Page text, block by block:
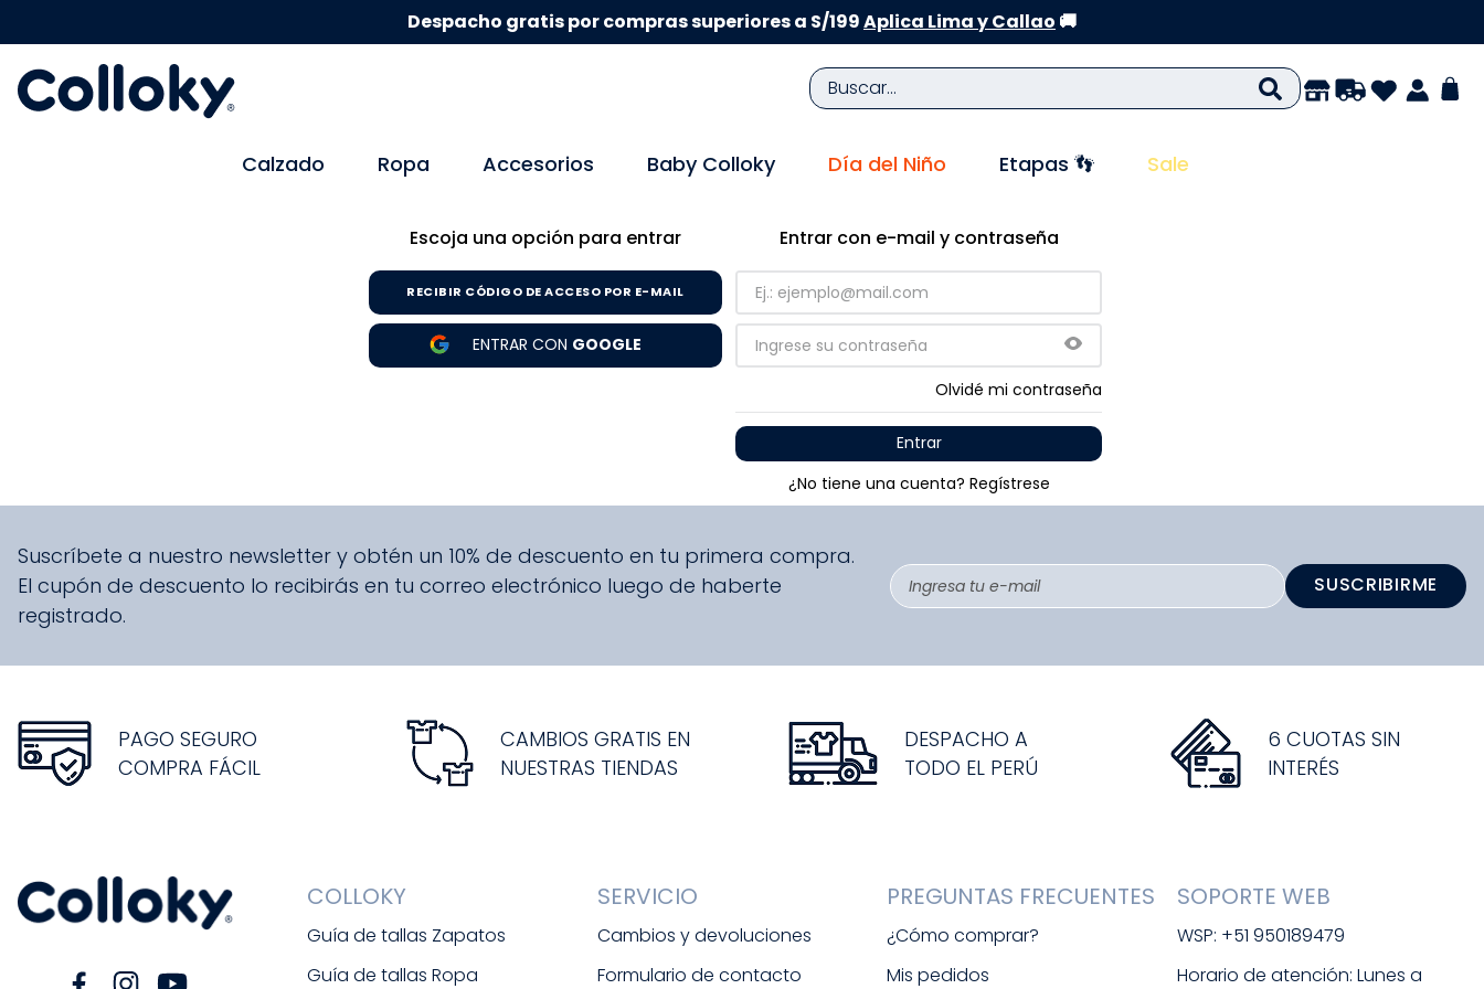
Despacho gratis por compras superiores a S/199Aplica Lima y Callao 🚚
Buscar...
Calzado Ropa Accesorios Baby Colloky Día del Niño Etapas 👣 Sale
Escoja una opción para entrar
RECIBIR CÓDIGO DE ACCESO POR E-MAIL
ENTRAR CON GOOGLE
Entrar con e-mail y contraseña
Olvidé mi contraseña
Entrar
¿No tiene una cuenta? Regístrese
Suscríbete a nuestro newsletter y obtén un 10% de descuento en tu primera compra.
El cupón de descuento lo recibirás en tu correo electrónico luego de haberte
registrado.
SUSCRIBIRME
PAGO SEGURO
COMPRA FÁCIL
CAMBIOS GRATIS EN
NUESTRAS TIENDAS
DESPACHO A
TODO EL PERÚ
6 CUOTAS SIN
INTERÉS
COLLOKY
Guía de tallas Zapatos
Guía de tallas Ropa
SERVICIO
Cambios y devoluciones
Formulario de contacto
PREGUNTAS FRECUENTES
¿Cómo comprar?
Mis pedidos
SOPORTE WEB
WSP: +51 950189479
Horario de atención: Lunes a
TÉRMINOS MÁS BUSCADOS
2.
zapatillas niño
3.
medias
5.
sandalias niña
9.
zapatos niña